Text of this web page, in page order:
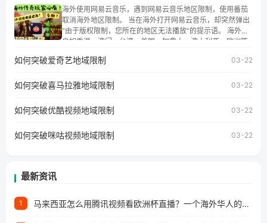
朋友们，使用番茄回国加速器，即可解决「海外用户收听腾
讯视频地区版权限制」的问题，无论人在香港、澳门、台
湾、美国、加拿大、澳大利亚、欧洲等国家和地区工作、留
学、定居等，都可以使用，不再因地区和版权限制所困扰。
海外使用网易云音乐，遇到网易云音乐地区限制，使用番茄
取消海外地区限制。 当在海外打开网易云音乐，却突然弹出
“由于版权限制，您所在的地区无法播放”的提示语。 海外用
户如香港、澳门、台湾、美国、加拿大、澳大利亚、欧洲等
地区及版权限制问题，且仅能在中国大陆地区播放。 遇到这
户收听网易云音乐地区版权限制」的问题，无论人在香港、
工作、留学、定居等，都可以使用，不再因地区和版权限制
所困扰。
如何突破爱奇艺地域限制 03-22
如何突破喜马拉雅地域限制 03-22
如何突破优酷视频地域限制 03-22
如何突破咪咕视频地域限制 03-22
最新资讯
1 马来西亚怎么用腾讯视频看欧洲杯直播？一个海外华人的真实困扰与破解